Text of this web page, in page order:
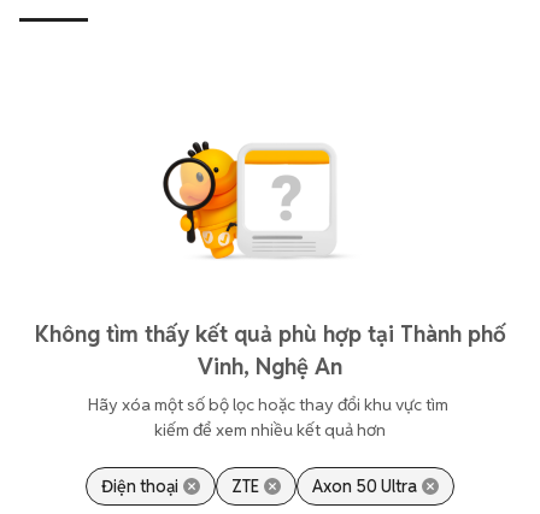
Không tìm thấy kết quả phù hợp tại Thành phố
Vinh, Nghệ An
Hãy xóa một số bộ lọc hoặc thay đổi khu vực tìm
kiếm để xem nhiều kết quả hơn
Điện thoại ZTE Axon 50 Ultra